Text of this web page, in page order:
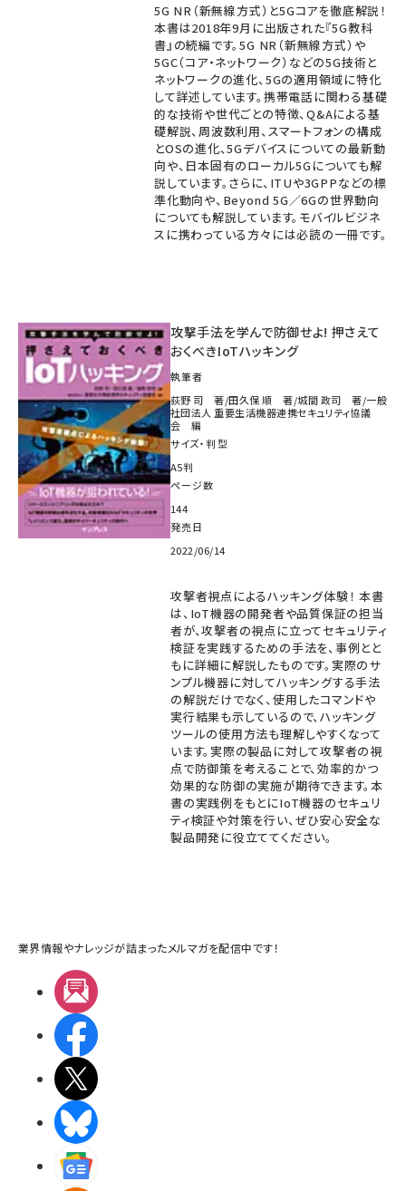
5G NR（新無線方式）と5Gコアを徹底解説！
本書は2018年9月に出版された『5G教科
書』の続編です。5G NR（新無線方式）や
5GC（コア・ネットワーク）などの5G技術と
ネットワークの進化、5Gの適用領域に特化
して詳述しています。携帯電話に関わる基礎
的な技術や世代ごとの特徴、Q&Aによる基
礎解説、周波数利用、スマートフォンの構成
とOSの進化、5Gデバイスについての最新動
向や、日本固有のローカル5Gについても解
説しています。さらに、ITUや3GPPなどの標
準化動向や、Beyond 5G／6Gの世界動向
についても解説しています。モバイルビジネ
スに携わっている方々には必読の一冊です。
攻撃手法を学んで防御せよ! 押さえて
おくべきIoTハッキング
執筆者
荻野 司 著/田久保 順 著/城間 政司 著/一般
社団法人 重要生活機器連携セキュリティ協議
会 編
サイズ・判型
A5判
ページ数
144
発売日
2022/06/14
攻撃者視点によるハッキング体験！ 本書
は、IoT機器の開発者や品質保証の担当
者が、攻撃者の視点に立ってセキュリティ
検証を実践するための手法を、事例とと
もに詳細に解説したものです。実際のサ
ンプル機器に対してハッキングする手法
の解説だけでなく、使用したコマンドや
実行結果も示しているので、ハッキング
ツールの使用方法も理解しやすくなって
います。実際の製品に対して攻撃者の視
点で防御策を考えることで、効率的かつ
効果的な防御の実施が期待できます。本
書の実践例をもとにIoT機器のセキュリ
ティ検証や対策を行い、ぜひ安心安全な
製品開発に役立ててください。
業界情報やナレッジが詰まったメルマガを配信中です！